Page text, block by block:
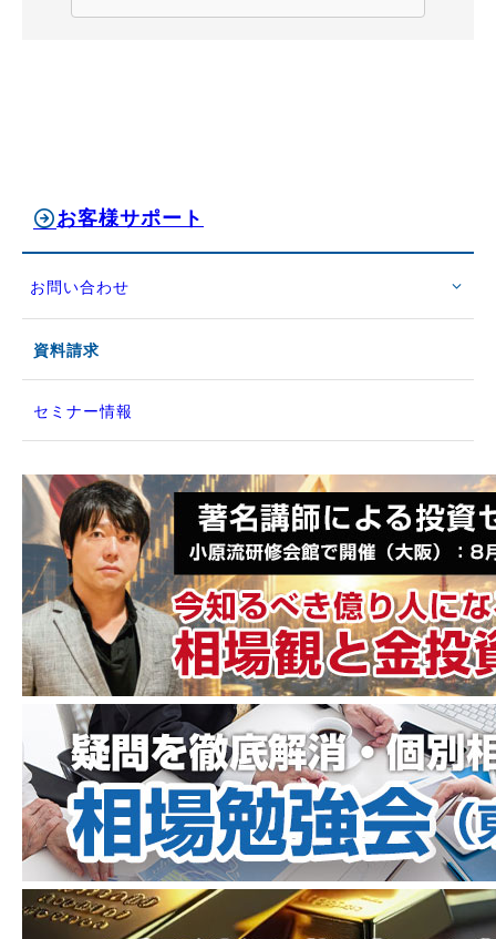
当社は、個人情報を不正な手段で取得しま
当社は、利用目的の達成に必要な範囲で、
当社は、個人情報につき改ざん、破壊、紛
失、漏洩等の事故の発生を防止するため、
ス対策等の安全管理措置を講じます。
当社は、次の場合を除き、個人情報を第三
者に提供しません。
法令及び主務官庁等の要請により提供
が必要と判断される場合
予め当社と秘密保持契約を締結してい
る会社等に業務の遂行上、必要な限度
において使用する場合
適合性の原則に照らしたお客様との商
品先物取引の受託契約締結の妥当性を
判断する場合。
人の生命、身体又は財産の保護のため
に必要がある場合
当社は、個人情報の保護を図るため、内部
規則を制定し、役員、従業員に遵守させる
とともに、教育、啓蒙を実施します。
個人情報の利用目的
当社は、個人情報を取り扱うに当たっては、次の
お客様サポート
お問い合わせ
資料請求
セミナー情報